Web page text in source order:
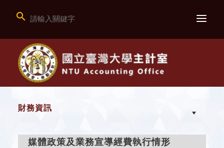

財務資訊
媒體政策及業務宣導經費執行情形